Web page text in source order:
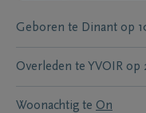
Geboren te Dinant op
Overleden te YVOIR op
Woonachtig te On